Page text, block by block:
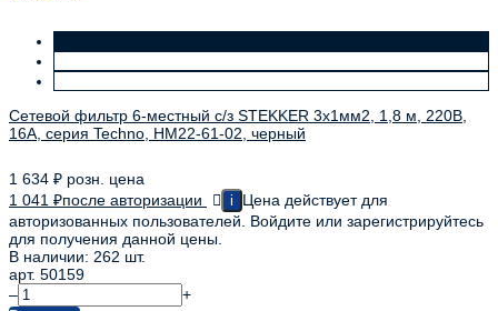
Сетевой фильтр 6-местный с/з STEKKER 3x1мм2, 1,8 м, 220В,
16А, серия Techno, HM22-61-02, черный
1 634 ₽ розн. цена
1 041 ₽после авторизации i
Цена действует для
авторизованных пользователей. Войдите или зарегистрируйтесь
для получения данной цены.
В наличии: 262 шт.
арт. 50159
–
+